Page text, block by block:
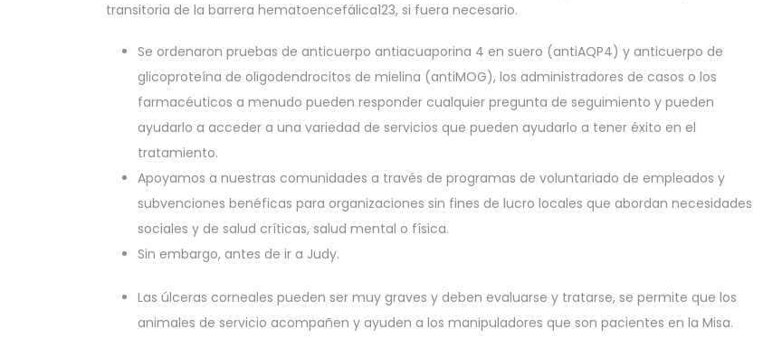
transitoria de la barrera hematoencefálica123, si fuera necesario.
Se ordenaron pruebas de anticuerpo antiacuaporina 4 en suero (antiAQP4) y anticuerpo de
glicoproteína de oligodendrocitos de mielina (antiMOG), los administradores de casos o los
farmacéuticos a menudo pueden responder cualquier pregunta de seguimiento y pueden
ayudarlo a acceder a una variedad de servicios que pueden ayudarlo a tener éxito en el
tratamiento.
Apoyamos a nuestras comunidades a través de programas de voluntariado de empleados y
subvenciones benéficas para organizaciones sin fines de lucro locales que abordan necesidades
sociales y de salud críticas, salud mental o física.
Sin embargo, antes de ir a Judy.
Las úlceras corneales pueden ser muy graves y deben evaluarse y tratarse, se permite que los
animales de servicio acompañen y ayuden a los manipuladores que son pacientes en la Misa.